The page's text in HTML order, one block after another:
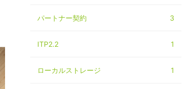
パートナー契約 3
ITP2.2 1
ローカルストレージ 1